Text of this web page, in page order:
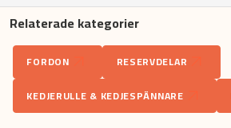
question
Fråga oss något om denna produkten...
name
Namn
Relaterade kategorier
FORDON
RESERVDELAR
KEDJERULLE & KEDJESPÄNNARE